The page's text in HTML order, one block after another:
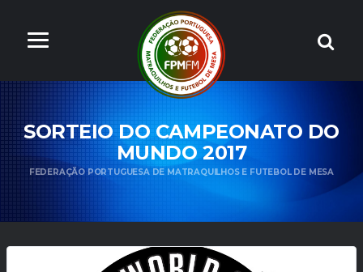
SORTEIO DO CAMPEONATO DO
MUNDO 2017
FEDERAÇÃO PORTUGUESA DE MATRAQUILHOS E FUTEBOL DE MESA